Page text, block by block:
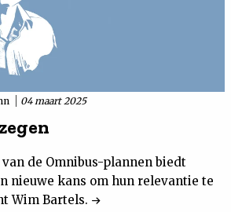
04 maart 2025
de Omnibus-plannen biedt
nieuwe kans om hun relevantie te
Wim Bartels.